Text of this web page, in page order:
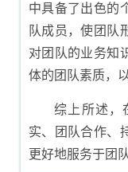
中具备了出色的
队成员，使团队
对团队的业务知
体的团队素质，
综上所述，
实、团队合作、
更好地服务于团